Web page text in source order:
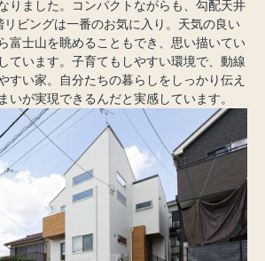
りました。コンパクトながらも、勾配天井
ビングは一番のお気に入り。天気の良い
富士山を眺めることもでき、思い描いてい
ています。子育てもしやすい環境で、動線
すい家。自分たちの暮らしをしっかり伝え
いが実現できるんだと実感しています。